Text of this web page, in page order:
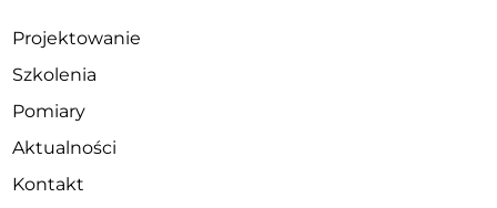
Projektowanie
Szkolenia
Pomiary
Aktualności
Kontakt